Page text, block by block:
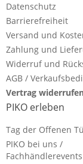
Datenschutz
Barrierefreiheit
Versand und
Zahlung und
Widerruf und
AGB /
Vertrag
PIKO erleben
Tag der Offenen
PIKO bei uns /
Fachhändlerevents